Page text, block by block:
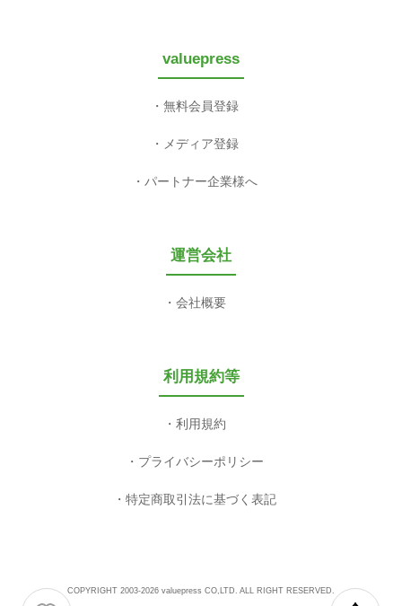
valuepress
無料会員登録
メディア登録
パートナー企業様へ
運営会社
会社概要
利用規約等
利用規約
プライバシーポリシー
特定商取引法に基づく表記
COPYRIGHT 2003-2026 valuepress CO,LTD. ALL RIGHT RESERVED.